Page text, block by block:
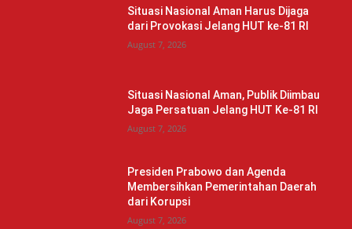
Situasi Nasional Aman Harus Dijaga
dari Provokasi Jelang HUT ke-81 RI
August 7, 2026
Situasi Nasional Aman, Publik Diimbau
Jaga Persatuan Jelang HUT Ke-81 RI
August 7, 2026
Presiden Prabowo dan Agenda
Membersihkan Pemerintahan Daerah
dari Korupsi
August 7, 2026